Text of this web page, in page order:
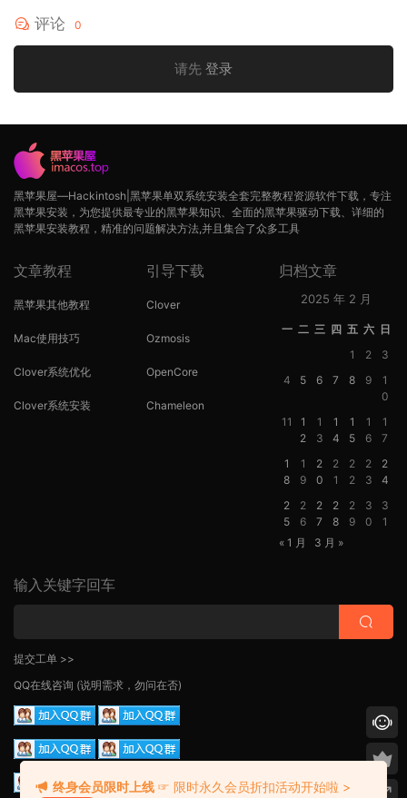
评论 0
请先 登录
黑苹果屋—Hackintosh|黑苹果单双系统安装全套完整教程资源软件下载，专注
黑苹果安装，为您提供最专业的黑苹果知识、全面的黑苹果驱动下载、详细的
黑苹果安装教程，精准的问题解决方法,并且集合了众多工具
文章教程
黑苹果其他教程
Mac使用技巧
Clover系统优化
Clover系统安装
引导下载
Clover
Ozmosis
OpenCore
Chameleon
归档文章
2025 年 2 月
一 二 三 四 五 六 日
1
2
3
4
5 6 7 8 9
1
0
11
1
2
1
3
1
4
1
5
1
6
1
7
1
8
1
9
2
0
2
1
2
2
2
3
2
4
2
5
2
6
2
7
2
8
2
9
3
0
3
1
« 1 月
3 月 »
输入关键字回车
提交工单 >>
QQ在线咨询 (说明需求，勿问在否)
终身会员限时上线 ☞ 限时永久会员折扣活动开始啦 >